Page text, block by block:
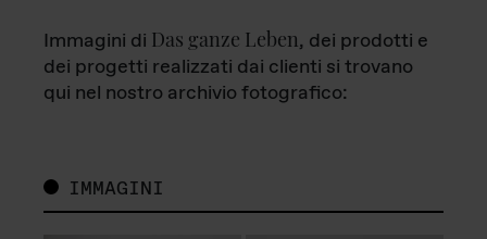
Immagini di Das ganze Leben, dei prodotti e
dei progetti realizzati dai clienti si trovano
qui nel nostro archivio fotografico:
IMMAGINI